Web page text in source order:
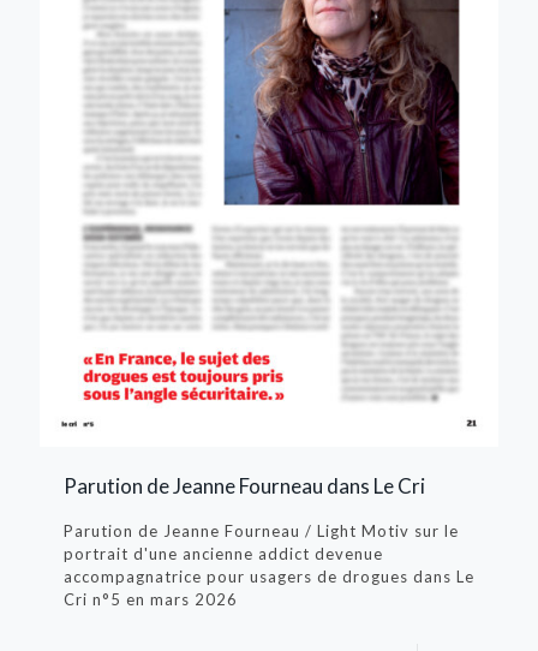
Parution de Jeanne Fourneau dans Le Cri
Parution de Jeanne Fourneau / Light Motiv sur le
portrait d'une ancienne addict devenue
accompagnatrice pour usagers de drogues dans Le
Cri n°5 en mars 2026